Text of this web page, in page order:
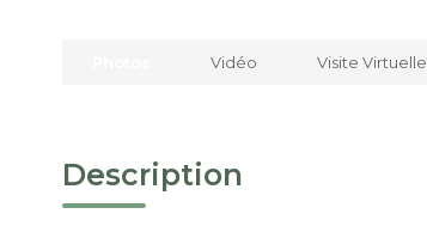
Vidéo Visite Virtuelle
Description